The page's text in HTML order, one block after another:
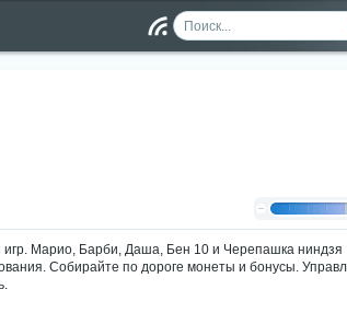
ен
игр. Марио, Барби, Даша, Бен 10 и Черепашка ниндзя
Собирайте по дороге монеты и бонусы.